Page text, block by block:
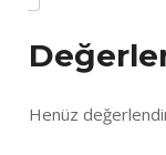
Henüz